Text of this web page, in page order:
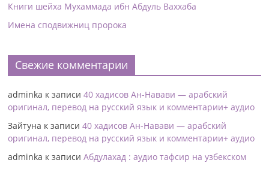
Книги шейха Мухаммада ибн Абдуль Ваххаба
Имена сподвижниц пророка
Свежие комментарии
adminka к записи40 хадисов Ан-Навави — арабский
оригинал, перевод на русский язык и комментарии+ аудио
Зайтуна к записи40 хадисов Ан-Навави — арабский
оригинал, перевод на русский язык и комментарии+ аудио
adminka к записиАбдулахад : аудио тафсир на узбекском